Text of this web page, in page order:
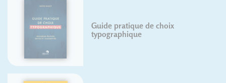
Guide pratique de choix
typographique